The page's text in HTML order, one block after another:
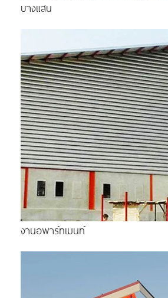
บางแสน
งานอพาร์ทเมนท์